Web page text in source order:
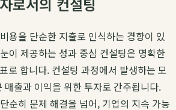
용을 단순한 지출로 인식하는 경향이 있
이 제공하는 성과 중심 컨설팅은 명확한
로 합니다. 컨설팅 과정에서 발생하는 모
매출과 이익을 위한 투자로 간주됩니다.
순히 문제 해결을 넘어, 기업의 지속 가능